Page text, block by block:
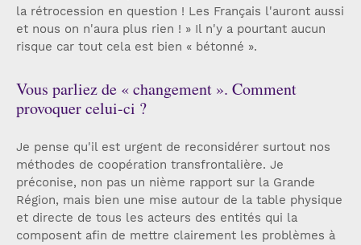
la rétrocession en question ! Les Français l'auront aussi
et nous on n'aura plus rien ! » Il n'y a pourtant aucun
risque car tout cela est bien « bétonné ».
Vous parliez de « changement ». Comment
provoquer celui-ci ?
Je pense qu'il est urgent de reconsidérer surtout nos
méthodes de coopération transfrontalière. Je
préconise, non pas un nième rapport sur la Grande
Région, mais bien une mise autour de la table physique
et directe de tous les acteurs des entités qui la
composent afin de mettre clairement les problèmes à